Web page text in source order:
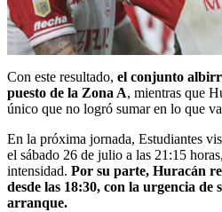
Con este resultado, el conjunto
puesto de la Zona A, mientras que
único que no logró sumar en lo que
En la próxima jornada, Estudiantes
el sábado 26 de julio a las 21:15
intensidad. Por su parte, Huracán
desde las 18:30, con la urgencia
arranque.